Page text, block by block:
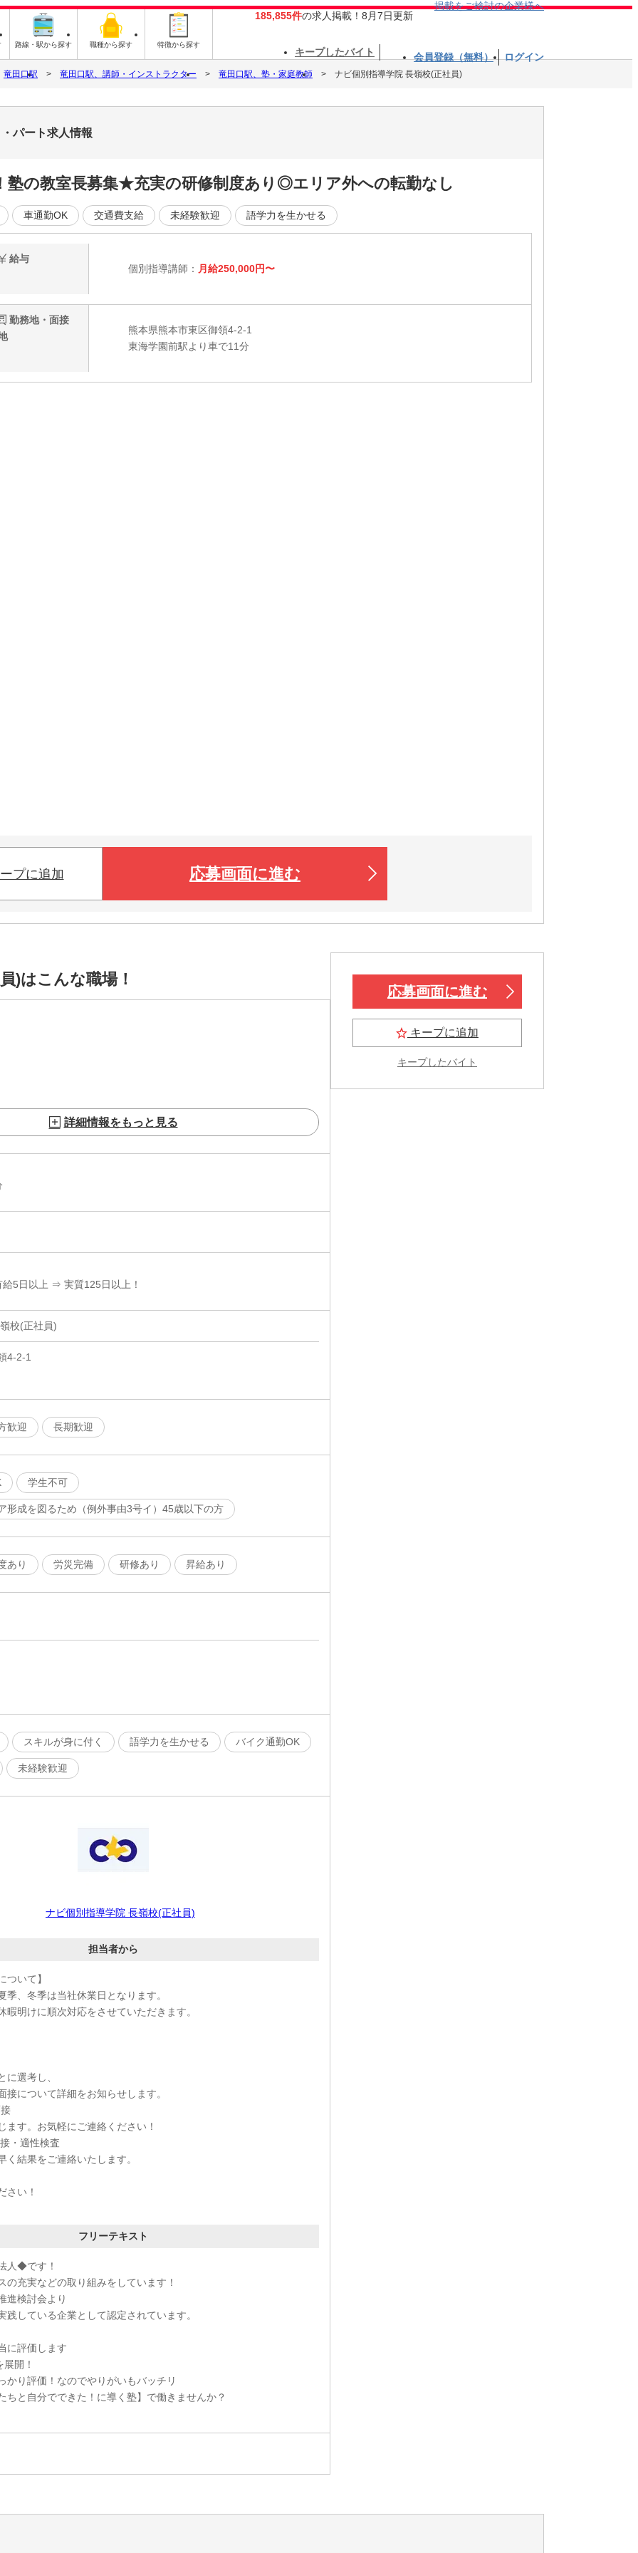
路線・駅から探す 職種から探す 特徴から探す
185,855件の求人掲載！8月7日更新
掲載をご検討の企業様へ
キープしたバイト 会員登録（無料） ログイン
竜田口駅 竜田口駅、講師・インストラクター 竜田口駅、塾・家庭教師 ナビ個別指導学院 長嶺校(正社員)
パート求人情報
塾の教室長募集★充実の研修制度あり◎エリア外への転勤なし
車通勤OK 交通費支給 未経験歓迎 語学力を生かせる
給与
個別指導講師： 月給250,000円〜
勤務地・面接
熊本県熊本市東区御領4-2-1
東海学園前駅より車で11分
プに追加 応募画面に進む
)はこんな職場！
詳細情報をもっと見る
5日以上 ⇒ 実質125日以上！
校(正社員)
4-2-1
歓迎 長期歓迎
学生不可
形成を図るため（例外事由3号イ）45歳以下の方
あり 労災完備 研修あり 昇給あり
スキルが身に付く 語学力を生かせる バイク通勤OK
未経験歓迎
ナビ個別指導学院 長嶺校(正社員)
担当者から
ついて】
季、冬季は当社休業日となります。
暇明けに順次対応をさせていただきます。
に選考し、
接について詳細をお知らせします。
ます。お気軽にご連絡ください！
・適性検査
く結果をご連絡いたします。
さい！
フリーテキスト
人◆です！
の充実などの取り組みをしています！
進検討会より
している企業として認定されています。
に評価します
開！
かり評価！なのでやりがいもバッチリ
ちと自分でできた！に導く塾】で働きませんか？
応募画面に進む
キープに追加
キープしたバイト